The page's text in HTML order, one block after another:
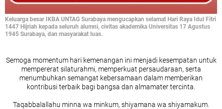
Keluarga besar IKBA UNTAG Surabaya mengucapkan selamat Hari Raya Idul Fitri
1447 Hijriah kepada seluruh alumni, civitas akademika Universitas 17 Agustus
1945 Surabaya, dan masyarakat luas.
Semoga momentum hari kemenangan ini menjadi kesempatan untuk
mempererat silaturahmi, memperkuat persaudaraan, serta
menumbuhkan semangat kebersamaan dalam memberikan
kontribusi terbaik bagi bangsa dan almamater tercinta.
Taqabbalallahu minna wa minkum, shiyamana wa shiyamakum.